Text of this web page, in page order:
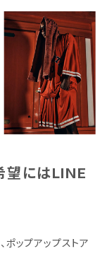
望にはLINE
ップアップストア